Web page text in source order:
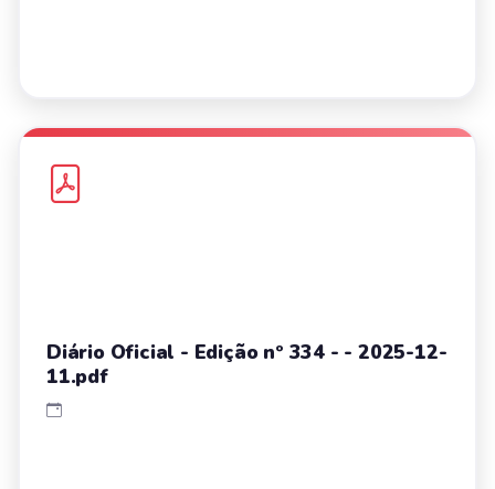
Diário Oficial - Edição nº 334 - - 2025-12-
11.pdf